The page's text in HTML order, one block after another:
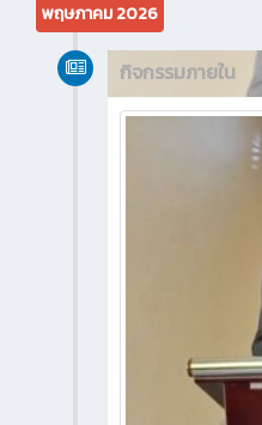
พฤษภาคม 2026
กิจกรรมภายใน